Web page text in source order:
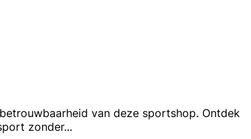
van deze sportshop. Ontdek
zonder...